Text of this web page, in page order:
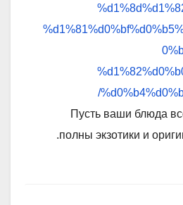
Пусть ваши блюда
полны экзотики и